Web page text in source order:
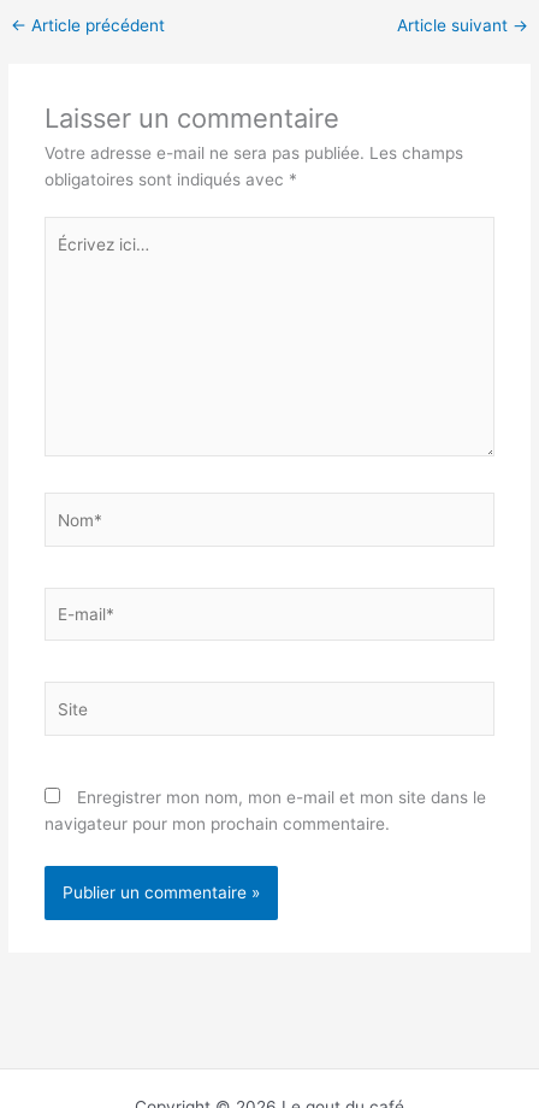
← Article précédent Article suivant →
Laisser un commentaire
Votre adresse e-mail ne sera pas publiée. Les champs
obligatoires sont indiqués avec *
Écrivez
ici…
mail*
Enregistrer mon nom, mon e-mail et mon site dans le
navigateur pour mon prochain commentaire.